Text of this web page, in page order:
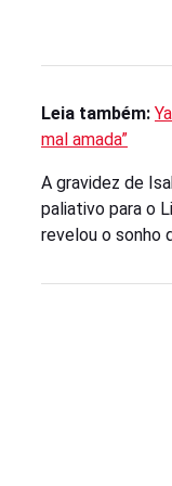
Leia também:
mal amada”
A gravidez de
paliativo para o
revelou o sonho